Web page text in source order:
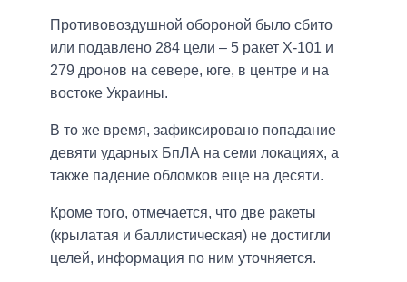
Противовоздушной обороной было сбито
или подавлено 284 цели – 5 ракет Х-101 и
279 дронов на севере, юге, в центре и на
востоке Украины.
В то же время, зафиксировано попадание
девяти ударных БпЛА на семи локациях, а
также падение обломков еще на десяти.
Кроме того, отмечается, что две ракеты
(крылатая и баллистическая) не достигли
целей, информация по ним уточняется.